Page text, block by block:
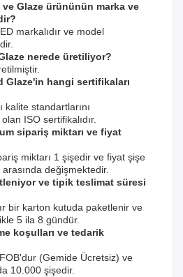
Glaze ürününün marka ve
markalıdır ve model
nerede üretiliyor?
Glaze'in hangi sertifikaları
kalite standartlarını
ISO sertifikalıdır.
sipariş miktarı ve fiyat
miktarı 1 şişedir ve fiyat şişe
değişmektedir.
ve tipik teslimat süresi
bir karton kutuda paketlenir ve
5 ila 8 gündür.
koşulları ve tedarik
(Gemide Ücretsiz) ve
10.000 şişedir.